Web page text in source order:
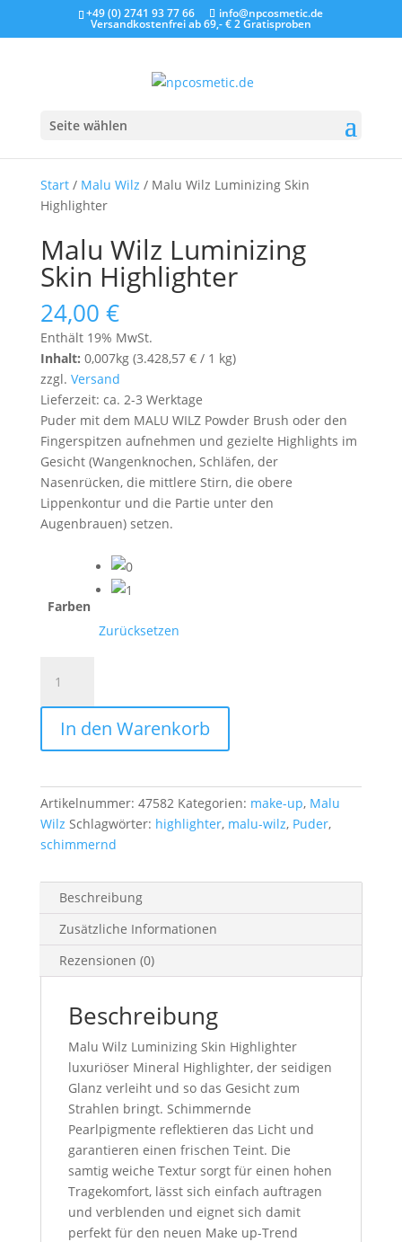
+49 (0) 2741 93 77 66 info@npcosmetic.de
Versandkostenfrei ab 69,- €2 Gratisproben
Seite wählen
Start/ Malu Wilz / Malu Wilz Luminizing Skin
Highlighter
Malu Wilz Luminizing
Skin Highlighter
24,00 €
Enthält 19% MwSt.
Inhalt: 0,007kg (3.428,57 €/ 1 kg)
zzgl. Versand
Lieferzeit: ca. 2-3 Werktage
Puder mit dem MALU WILZ Powder Brush oder den
Fingerspitzen aufnehmen und gezielte Highlights im
Gesicht (Wangenknochen, Schläfen, der
Nasenrücken, die mittlere Stirn, die obere
Lippenkontur und die Partie unter den
Augenbrauen) setzen.
Farben
Zurücksetzen
Wilz
Luminizing
Skin
Highlighter
In den Warenkorb
Artikelnummer: 47582 Kategorien: make-up, Malu
Wilz Schlagwörter: highlighter, malu-wilz, Puder,
schimmernd
Beschreibung
Zusätzliche Informationen
Rezensionen (0)
Beschreibung
Malu Wilz Luminizing Skin Highlighter
luxuriöser Mineral Highlighter, der seidigen
Glanz verleiht und so das Gesicht zum
Strahlen bringt. Schimmernde
Pearlpigmente reflektieren das Licht und
garantieren einen frischen Teint. Die
samtig weiche Textur sorgt für einen hohen
Tragekomfort, lässt sich einfach auftragen
und verblenden und eignet sich damit
perfekt für den neuen Make up-Trend